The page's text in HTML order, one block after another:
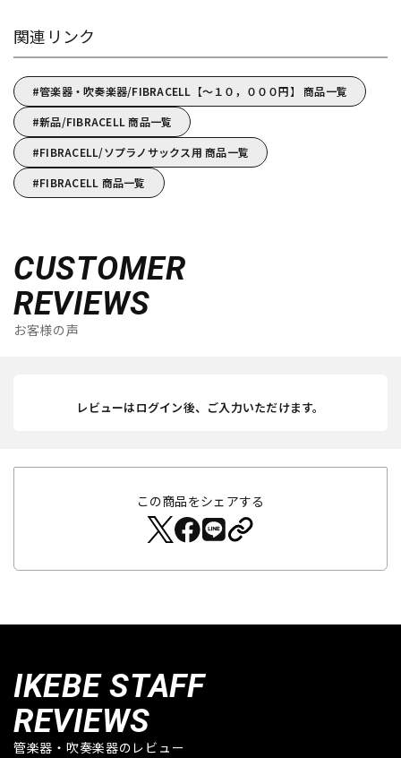
関連リンク
管楽器・吹奏楽器/FIBRACELL【～１０，０００円】 商品一覧
新品/FIBRACELL 商品一覧
FIBRACELL/ソプラノサックス用 商品一覧
FIBRACELL 商品一覧
CUSTOMER
REVIEWS
お客様の声
レビューはログイン後、ご入力いただけます。
この商品をシェアする
IKEBE STAFF
REVIEWS
管楽器・吹奏楽器のレビュー